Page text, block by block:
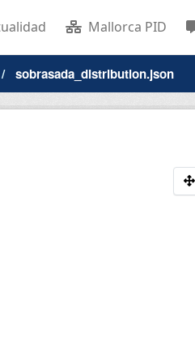
Mallorca PID
sobrasada_distribution.json